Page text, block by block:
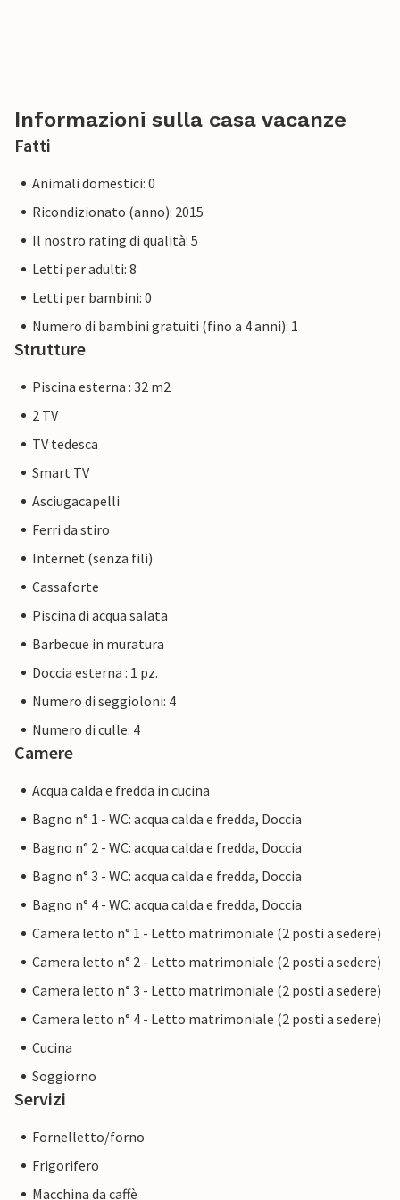
Informazioni sulla casa vacanze
Fatti
Animali domestici: 0
Ricondizionato (anno): 2015
Il nostro rating di qualità: 5
Letti per adulti: 8
Letti per bambini: 0
Numero di bambini gratuiti (fino a 4 anni): 1
Strutture
Piscina esterna : 32 m2
2 TV
TV tedesca
Smart TV
Asciugacapelli
Ferri da stiro
Internet (senza fili)
Cassaforte
Piscina di acqua salata
Barbecue in muratura
Doccia esterna : 1 pz.
Numero di seggioloni: 4
Numero di culle: 4
Camere
Acqua calda e fredda in cucina
Bagno n° 1 - WC: acqua calda e fredda, Doccia
Bagno n° 2 - WC: acqua calda e fredda, Doccia
Bagno n° 3 - WC: acqua calda e fredda, Doccia
Bagno n° 4 - WC: acqua calda e fredda, Doccia
Camera letto n° 1 - Letto matrimoniale (2 posti a sedere)
Camera letto n° 2 - Letto matrimoniale (2 posti a sedere)
Camera letto n° 3 - Letto matrimoniale (2 posti a sedere)
Camera letto n° 4 - Letto matrimoniale (2 posti a sedere)
Cucina
Soggiorno
Servizi
Fornelletto/forno
Frigorifero
Macchina da caffè